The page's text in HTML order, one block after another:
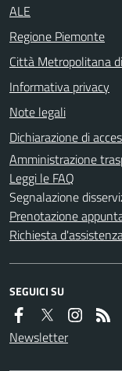
ALE
Regione Piemonte
Città Metropolitana
Informativa privacy
Note legali
Dichiarazione di
Amministrazione
Leggi le FAQ
Segnalazione
Prenotazione
Richiesta
SEGUICI SU
Newsletter